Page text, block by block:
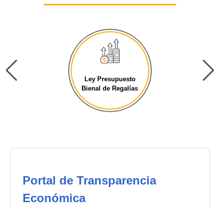
Ley Presupuesto
Bienal de Regalías
Portal de Transparencia
Económica